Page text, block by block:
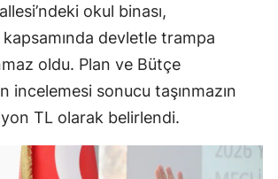
okul binası,
devletle trampa
oldu. Plan ve Bütçe
incelemesi sonucu taşınmazın
TL olarak belirlendi.